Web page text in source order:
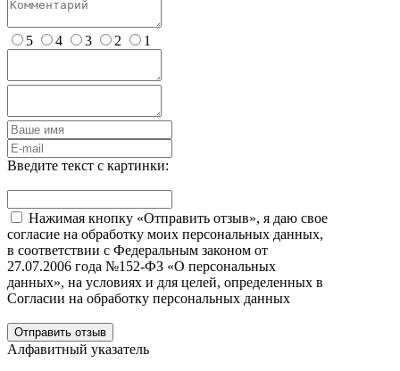
5 4 3 2 1
Введите текст с картинки:
Нажимая кнопку «Отправить отзыв», я даю свое
согласие на обработку моих персональных данных,
в соответствии с Федеральным законом от
27.07.2006 года №152-ФЗ «О персональных
данных», на условиях и для целей, определенных в
Согласии на обработку персональных данных
Отправить отзыв
Алфавитный указатель